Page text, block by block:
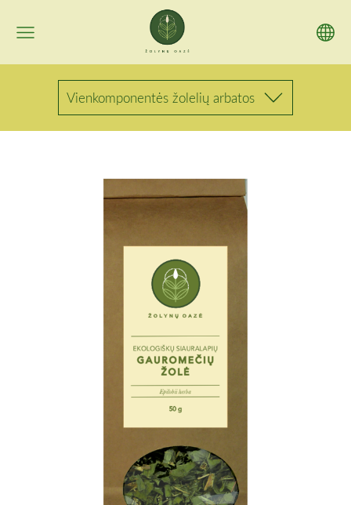
Vienkomponentės žolelių arbatos